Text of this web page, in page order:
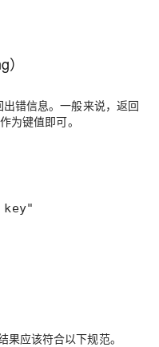
错信息。一般来说，返回
为键值即可。
应该符合以下规范。